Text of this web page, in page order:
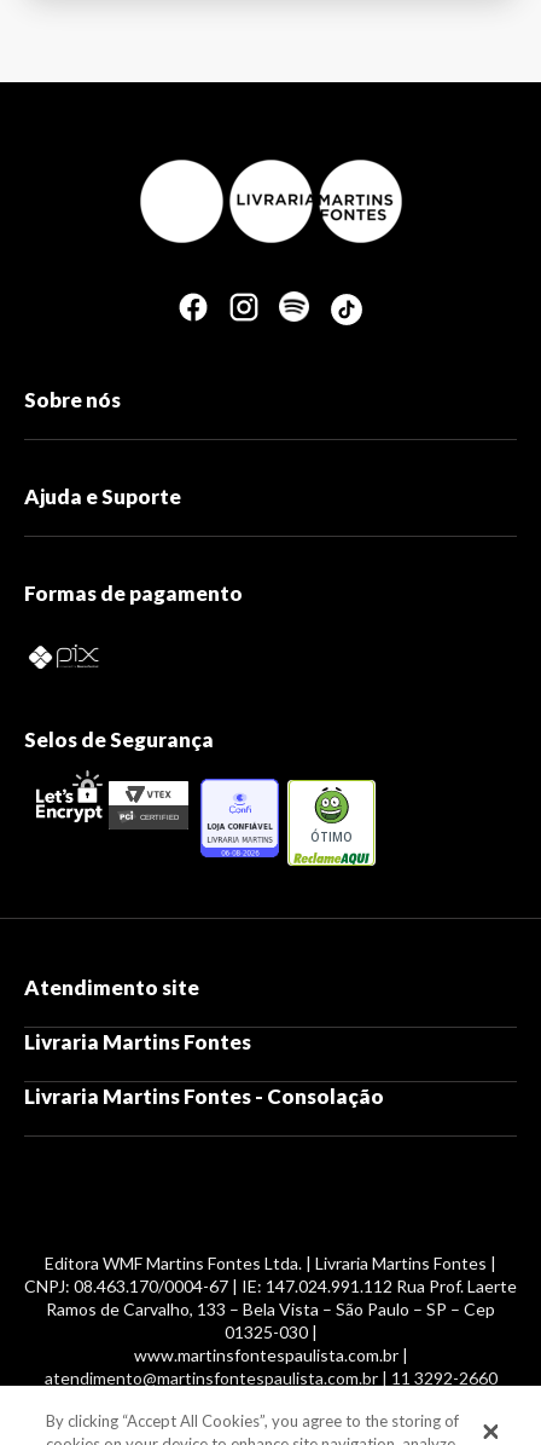
Sobre nós
Ajuda e Suporte
Formas de pagamento
Selos de Segurança
ÓTIMO
Atendimento site
Livraria Martins Fontes
Livraria Martins Fontes - Consolação
Editora WMF Martins Fontes Ltda. | Livraria Martins Fontes |
CNPJ: 08.463.170/0004-67 | IE: 147.024.991.112 Rua Prof. Laerte
Ramos de Carvalho, 133 – Bela Vista – São Paulo – SP – Cep
01325-030 |
www.martinsfontespaulista.com.br |
atendimento@martinsfontespaulista.com.br | 11 3292-2660
© 2014 -2026, MartinsFontes livros nacionais e importados,
By clicking “Accept All Cookies”, you agree to the storing of